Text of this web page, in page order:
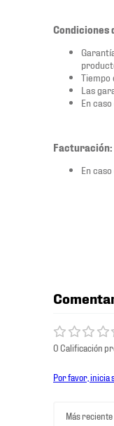
Condiciones
Tiempo
Las
En
Facturación:
En
0 Calificación
Por favor, inicia
Más reciente